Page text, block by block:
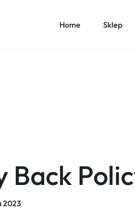
Home Sklep
Back
2023